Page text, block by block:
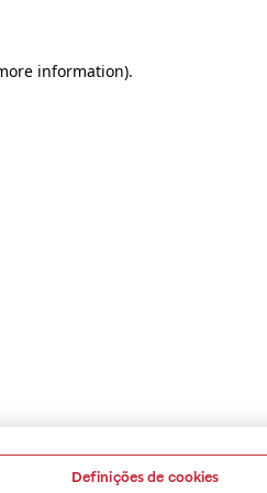
information).
Definições de cookies